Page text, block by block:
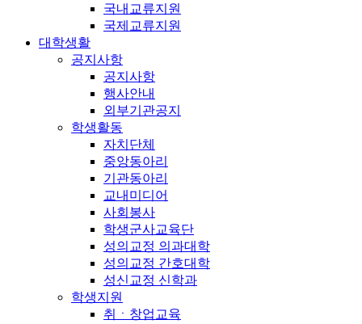
국내교류지원
국제교류지원
대학생활
공지사항
공지사항
행사안내
외부기관공지
학생활동
자치단체
중앙동아리
기관동아리
교내미디어
사회봉사
학생군사교육단
성의교정 의과대학
성의교정 간호대학
성신교정 신학과
학생지원
취ㆍ창업교육